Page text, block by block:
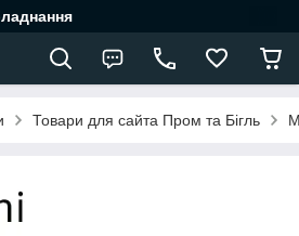
Товари для сайта Пром та Бігль